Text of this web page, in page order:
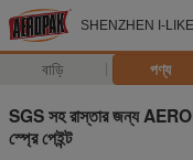
SHENZHEN I-
বাড়ি পণ্য
SGS সহ রাস্তার জন্য
স্প্রে পেইন্ট